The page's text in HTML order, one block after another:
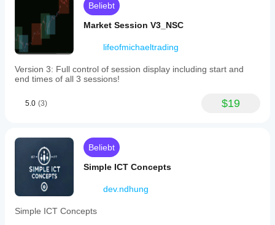
Beliebt
Market Session V3_NSC
lifeofmichaeltrading
Version 3: Full control of session display including start and
end times of all 3 sessions!
5.0 (3) $19
Beliebt
Simple ICT Concepts
dev.ndhung
Simple ICT Concepts